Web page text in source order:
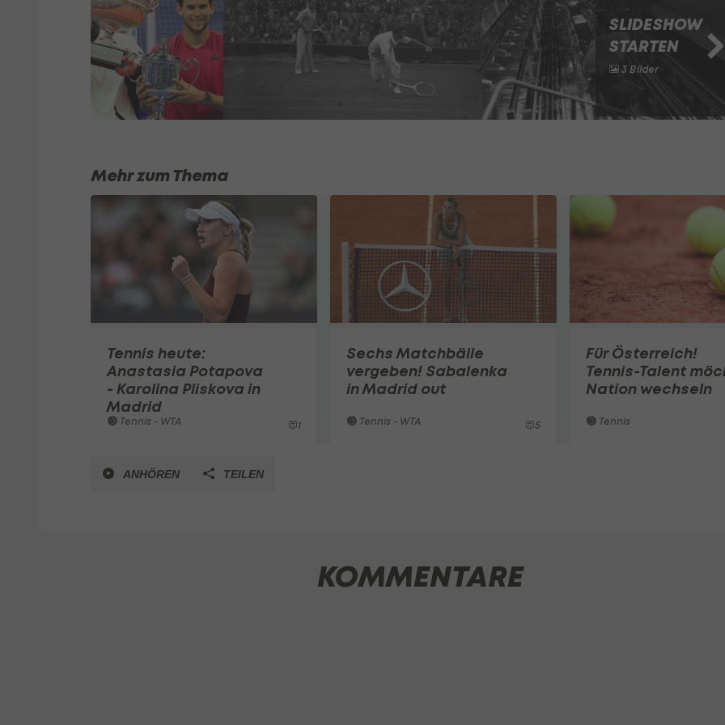
SLIDESHOW
STARTEN
3 Bilder
Mehr zum Thema
Tennis heute:
Anastasia Potapova
- Karolina Pliskova in
Madrid
Tennis - WTA 1
Sechs Matchbälle
vergeben! Sabalenka
in Madrid out
Tennis - WTA 5
Für Österreich!
Tennis-Talent
Nation wechseln
Tennis
ANHÖREN TEILEN
KOMMENTARE